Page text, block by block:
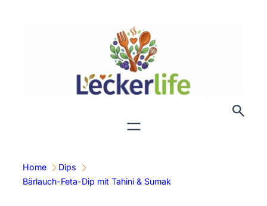
Home
Dips
Bärlauch-Feta-Dip mit Tahini & Sumak